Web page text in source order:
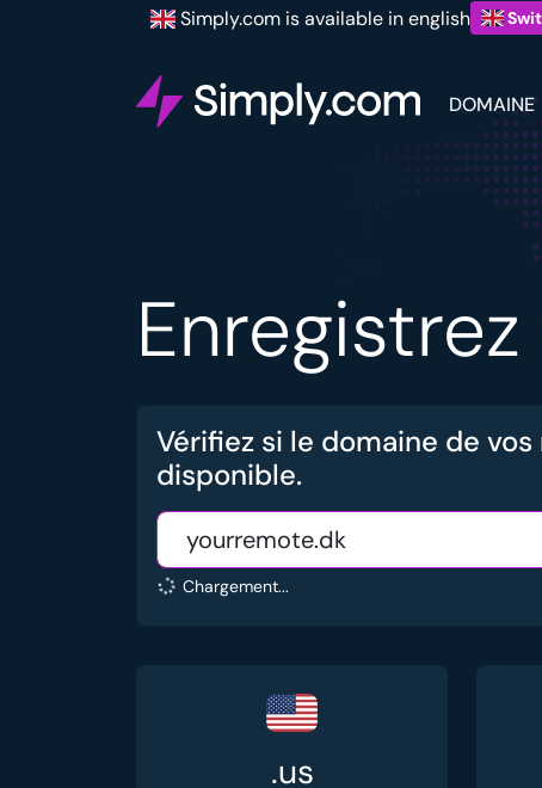
Simply.com is available in english
DOMAINE
Vérifiez si le domaine de
disponible.
Chargement...
.us